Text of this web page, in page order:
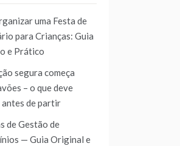
uma Festa de
para Crianças: Guia
e Prático
segura começa
– o que deve
de partir
de Gestão de
— Guia Original e